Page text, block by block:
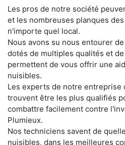
Les pros de notre société
et les nombreuses planques
n'importe quel local.
Nous avons su nous entourer
dotés de multiples qualités et
permettent de vous offrir une
nuisibles.
Les experts de notre entreprise
trouvent être les plus qualifiés
combattre facilement contre
Plumieux.
Nos techniciens savent de
nuisibles, dans les meilleures